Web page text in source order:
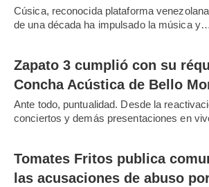
Cúsica, reconocida plataforma
de una década ha impulsado la música y…
Zapato 3 cumplió con su
Concha Acústica de Bello
Ante todo, puntualidad. Desde la
conciertos y demás presentaciones en
Tomates Fritos publica
las acusaciones de abuso